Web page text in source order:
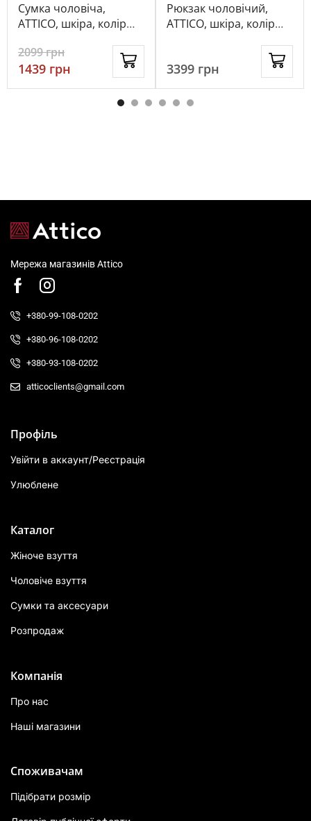
Сумка чоловіча,
ATTICO, шкіра, колір
2099грн
1439 грн
Рюкзак чоловічий,
ATTICO, шкіра, колір
3399 грн
Мережа магазинів Attico
+380-99-108-0202
+380-96-108-0202
+380-93-108-0202
atticoclients@gmail.com
Профіль
Увійти в аккаунт/Реєстрація
Улюблене
Каталог
Жіноче взуття
Чоловіче взуття
Сумки та аксесуари
Розпродаж
Компанія
Про нас
Наші магазини
Споживачам
Підібрати розмір